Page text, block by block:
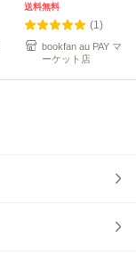
送料無料
(1)
bookfan au PAY マ
ーケット店